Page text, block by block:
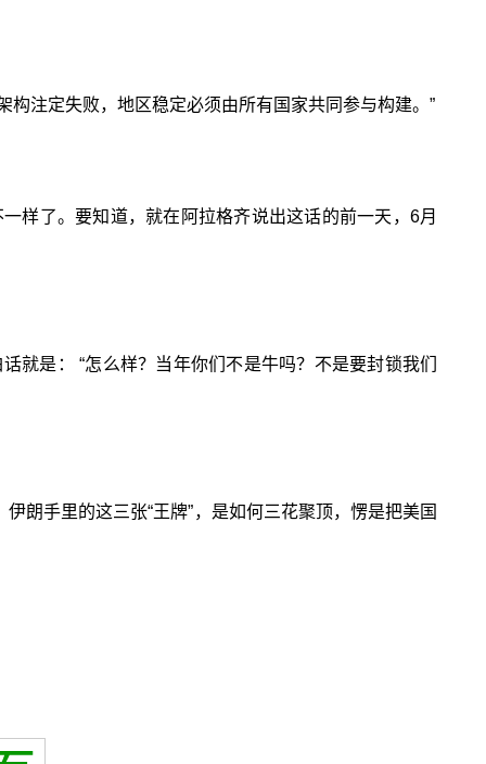
注定失败，地区稳定必须由所有国家共同参与构建。”
样了。要知道，就在阿拉格齐说出这话的前一天，6月
就是： “怎么样？当年你们不是牛吗？不是要封锁我们
朗手里的这三张“王牌”，是如何三花聚顶，愣是把美国